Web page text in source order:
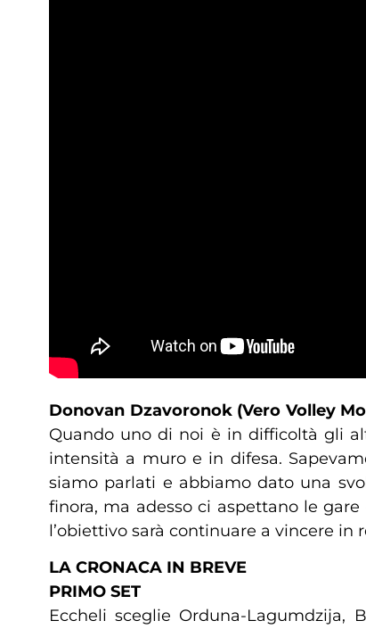
Donovan Dzavoronok (Vero Volley
Quando uno di noi è in difficoltà gli
intensità a muro e in difesa.
siamo parlati e abbiamo dato una
finora, ma adesso ci aspettano le
l’obiettivo sarà continuare a vincere
LA CRONACA IN BREVE
PRIMO SET
Eccheli sceglie Orduna-Lagumdzija,